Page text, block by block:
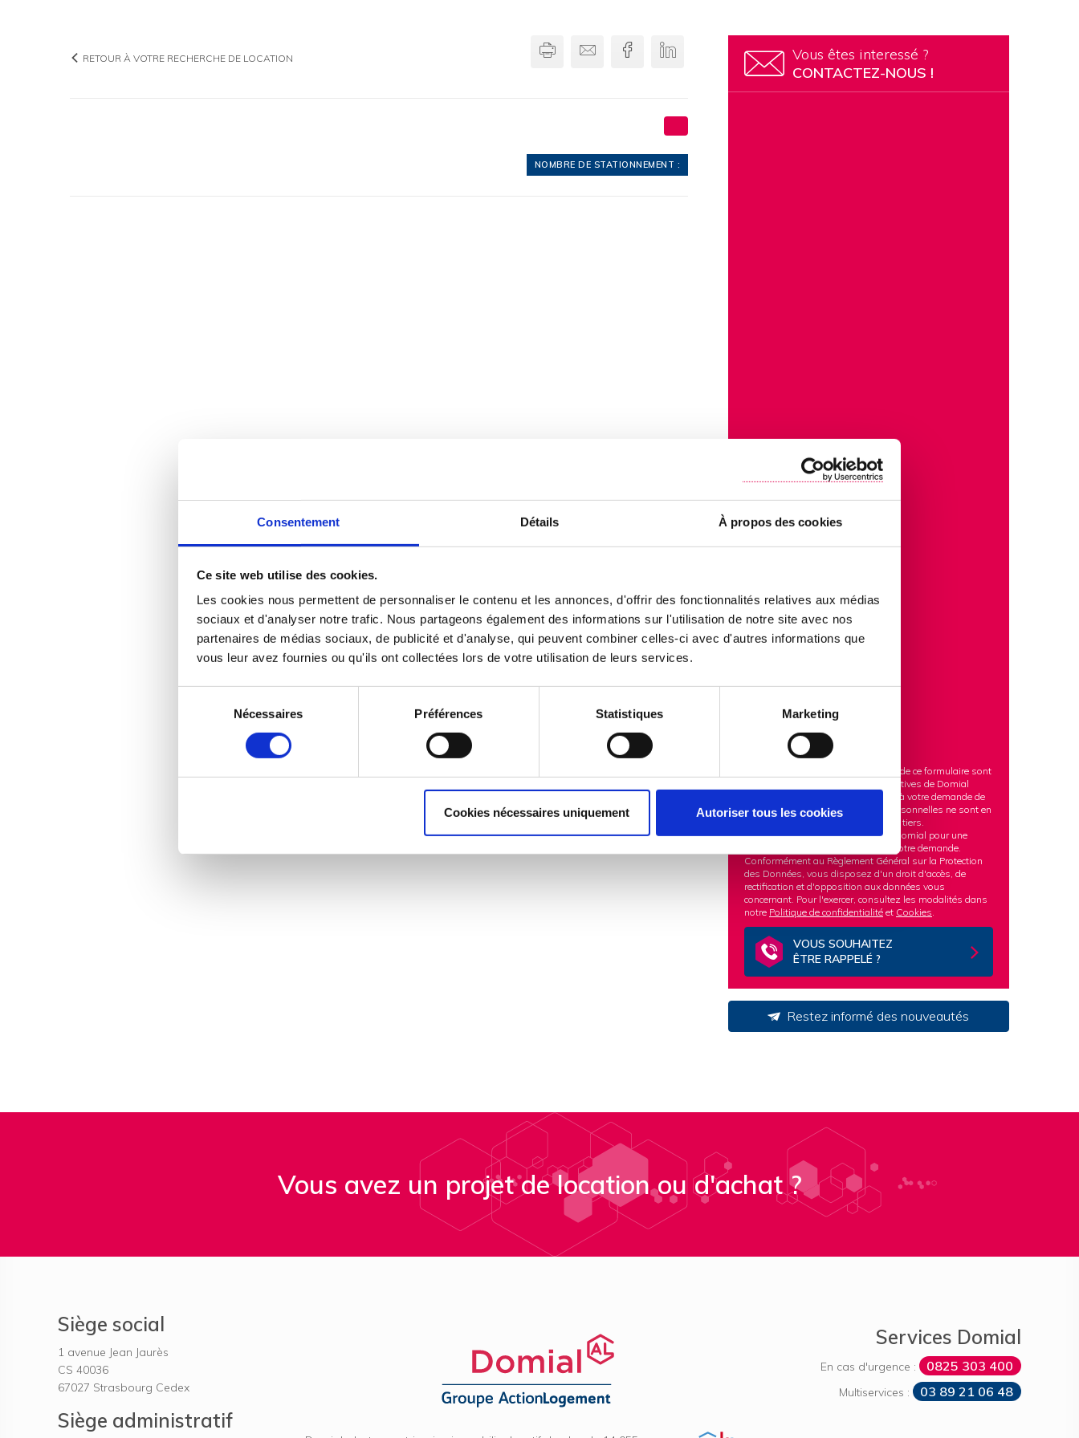
Consentement Détails À propos des cookies
Ce site web utilise des cookies.
Les cookies nous permettent de personnaliser le contenu et les annonces, d'offrir des fonctionnalités relatives aux médias
sociaux et d'analyser notre trafic. Nous partageons également des informations sur l'utilisation de notre site avec nos
partenaires de médias sociaux, de publicité et d'analyse, qui peuvent combiner celles-ci avec d'autres informations que
vous leur avez fournies ou qu'ils ont collectées lors de votre utilisation de leurs services.
consentement
Nécessaires Préférences Statistiques Marketing
Cookies nécessaires uniquement Autoriser tous les cookies
RETOUR À VOTRE RECHERCHE DE LOCATION
ImprimerEnvoyer par email
FacebookLinkedin
NOMBRE DE STATIONNEMENT :
Vous êtes interessé ?
CONTACTEZ-NOUS !
Les informations recueillies à partir de ce formulaire sont
transmises aux équipes administratives de Domial
dans le but d'apporter une réponse à votre demande de
logements à louer. Vos données personnelles ne sont en
aucun cas cédées ou vendues à des tiers.
Vos données sont conservées par Domial pour une
durée nécessaire au traitement de votre demande.
Conformément au Règlement Général sur la Protection
des Données, vous disposez d'un droit d'accès, de
rectification et d'opposition aux données vous
concernant. Pour l'exercer, consultez les modalités dans
notre Politique de confidentialité et Cookies.
VOUS SOUHAITEZ
ÊTRE RAPPELÉ ?
Restez informé des nouveautés
Vous avez un projet de location ou d'achat ?
Siège social
1 avenue Jean Jaurès
CS 40036
67027 Strasbourg Cedex
Siège administratif
Services Domial
En cas d'urgence : 0825 303 400
Multiservices : 03 89 21 06 48